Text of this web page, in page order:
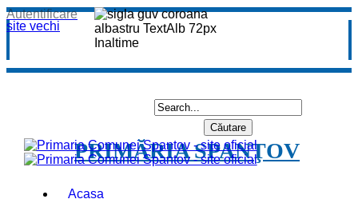
site vechi
Autentificare
PRIMĂRIA SPANŢOV
Acasa